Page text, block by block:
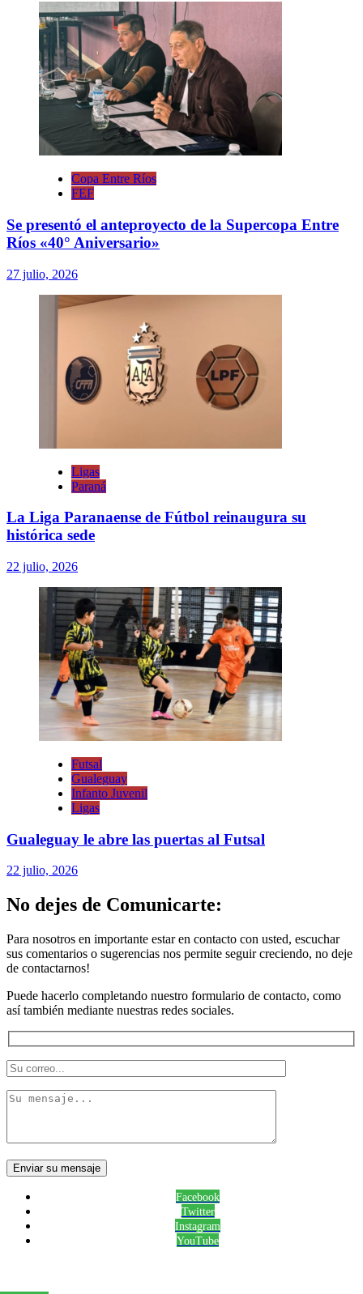
Copa Entre Ríos
FEF
Se presentó el anteproyecto de la Supercopa Entre
Ríos «40° Aniversario»
27 julio, 2026
Ligas
Paraná
La Liga Paranaense de Fútbol reinaugura su
histórica sede
22 julio, 2026
Futsal
Gualeguay
Infanto Juvenil
Ligas
Gualeguay le abre las puertas al Futsal
22 julio, 2026
No dejes de Comunicarte:
Para nosotros en importante estar en contacto con usted, escuchar
sus comentarios o sugerencias nos permite seguir creciendo, no deje
de contactarnos!
Puede hacerlo completando nuestro formulario de contacto, como
así también mediante nuestras redes sociales.
Facebook
Twitter
Instagram
YouTube